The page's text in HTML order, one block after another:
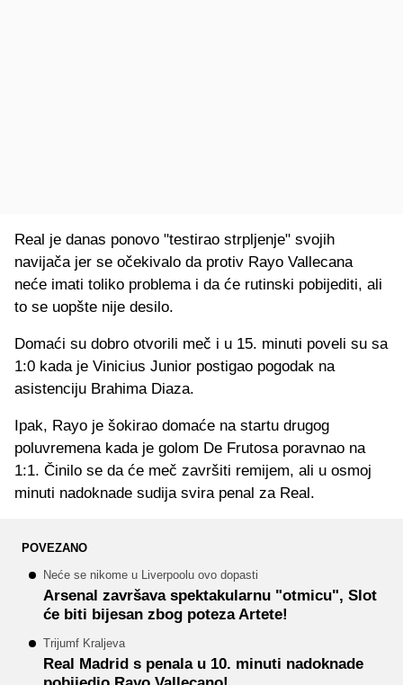
Real je danas ponovo "testirao strpljenje" svojih
navijača jer se očekivalo da protiv Rayo Vallecana
neće imati toliko problema i da će rutinski pobijediti, ali
to se uopšte nije desilo.
Domaći su dobro otvorili meč i u 15. minuti poveli su sa
1:0 kada je Vinicius Junior postigao pogodak na
asistenciju Brahima Diaza.
Ipak, Rayo je šokirao domaće na startu drugog
poluvremena kada je golom De Frutosa poravnao na
1:1. Činilo se da će meč završiti remijem, ali u osmoj
minuti nadoknade sudija svira penal za Real.
POVEZANO
Neće se nikome u Liverpoolu ovo dopasti
Arsenal završava spektakularnu "otmicu", Slot
će biti bijesan zbog poteza Artete!
Trijumf Kraljeva
Real Madrid s penala u 10. minuti nadoknade